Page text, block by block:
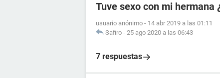
Tuve sexo con mi hermana
usuario anónimo - 14 abr 2019 a las 01:11
Safiro - 25 ago 2020 a las 06:43
7 respuestas